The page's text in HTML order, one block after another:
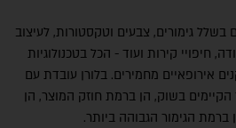
בשלל גימורים, צבעים וטקסטורות, לעיצוב
חיפויי קירות ועוד - הכל בטכנולוגיות
אירופאיים מחמירים. בלורן עובדת עם
הקיימים בשוק, הן ברמת חוזק המוצר, הן
ברמת הגימור הגבוהה ביותר.